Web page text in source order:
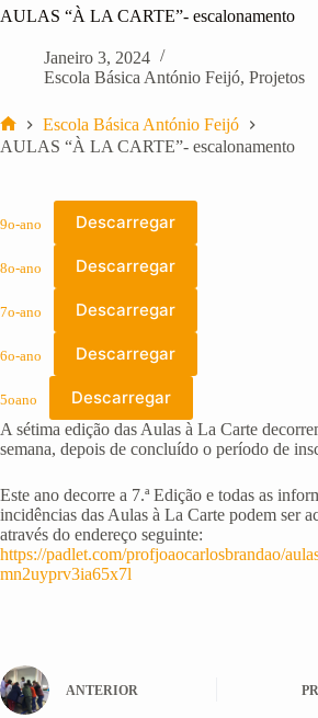
AULAS “À LA CARTE”- escalonamento
Janeiro 3, 2024
Escola Básica António Feijó, Projetos
Início
Escola Básica António Feijó
AULAS “À LA CARTE”- escalonamento
9o-ano Descarregar
8o-ano Descarregar
7o-ano Descarregar
6o-ano Descarregar
5oano Descarregar
A sétima edição das Aulas à La Carte
semana, depois de concluído o período de
Este ano decorre a 7.ª Edição e todas as
incidências das Aulas à La Carte podem ser
através do endereço seguinte:
https://padlet.com/profjoaocarlosbrandao/
mn2uyprv3ia65x7l
ANTERIOR